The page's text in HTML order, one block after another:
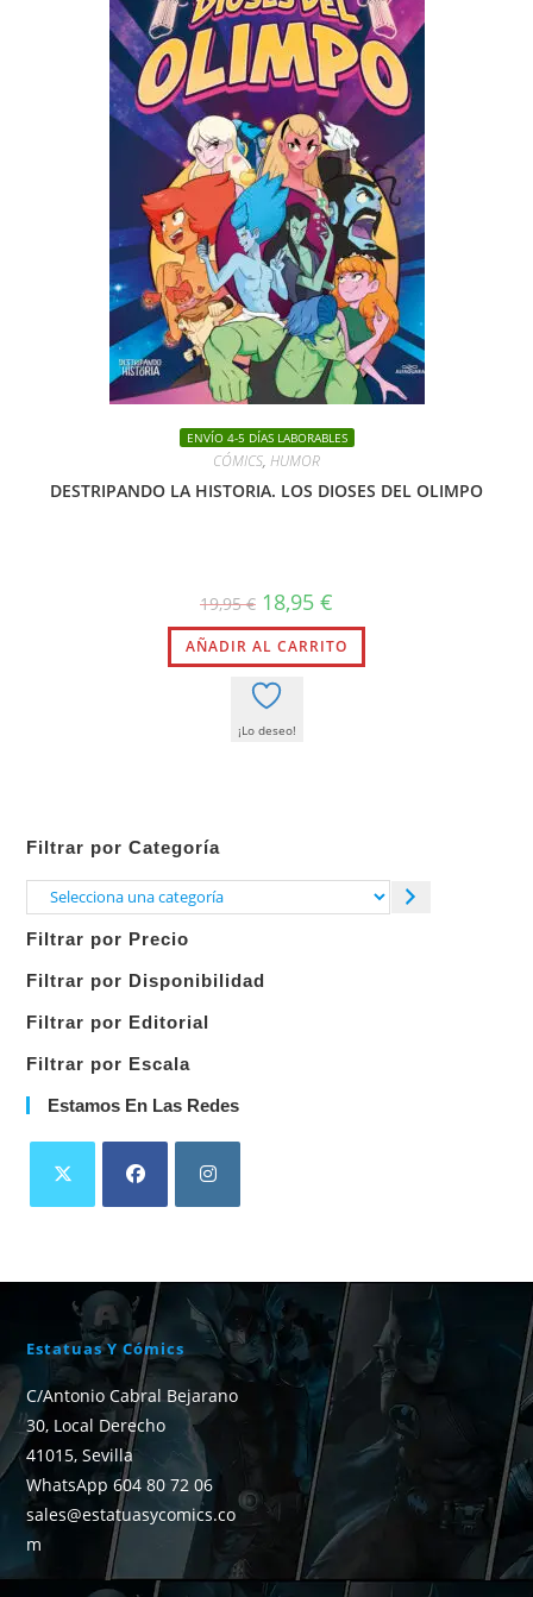
ENVÍO 4-5 DÍAS LABORABLES
CÓMICS, HUMOR
DESTRIPANDO LA HISTORIA. LOS DIOSES DEL OLIMPO
19,95€ El
precio
original
era:
19,95 €.
18,95 €
actual
es:
18,95 €.
AÑADIR AL CARRITO
¡Lo deseo!
Filtrar por Categoría
Selecciona
categoría
Filtrar por Precio
Filtrar por Disponibilidad
Filtrar por Editorial
Filtrar por Escala
Estamos En Las Redes
Estatuas Y Cómics
C/Antonio Cabral Bejarano
30, Local Derecho
41015, Sevilla
WhatsApp 604 80 72 06
sales@estatuasycomics.co
m